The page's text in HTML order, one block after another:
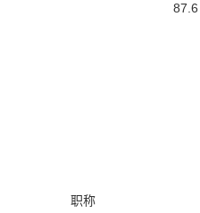
87.6
职称